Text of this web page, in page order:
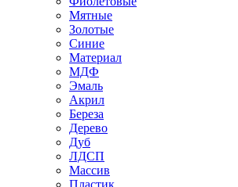
Мятные
Золотые
Синие
Материал
МДФ
Эмаль
Акрил
Береза
Дерево
Дуб
ЛДСП
Массив
Пластик